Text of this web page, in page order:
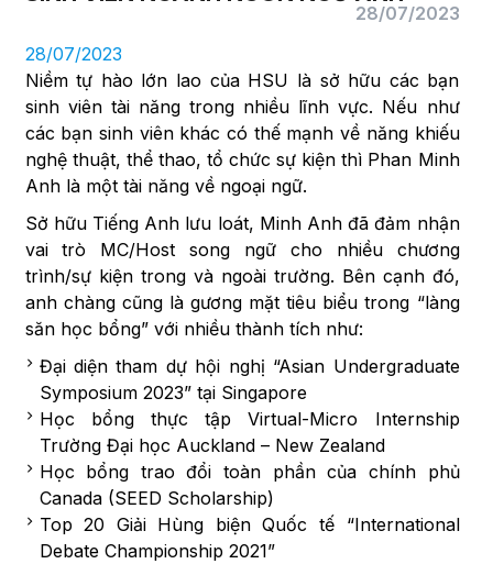
28/07/2023
28/07/2023
Niềm tự hào lớn lao của HSU là sở hữu các bạn
sinh viên tài năng trong nhiều lĩnh vực. Nếu như
các bạn sinh viên khác có thế mạnh về năng khiếu
nghệ thuật, thể thao, tổ chức sự kiện thì Phan Minh
Anh là một tài năng về ngoại ngữ.
Sở hữu Tiếng Anh lưu loát, Minh Anh đã đảm nhận
vai trò MC/Host song ngữ cho nhiều chương
trình/sự kiện trong và ngoài trường. Bên cạnh đó,
anh chàng cũng là gương mặt tiêu biểu trong “làng
săn học bổng” với nhiều thành tích như:
Đại diện tham dự hội nghị “Asian Undergraduate
Symposium 2023” tại Singapore
Học bổng thực tập Virtual-Micro Internship
Trường Đại học Auckland – New Zealand
Học bổng trao đổi toàn phần của chính phủ
Canada (SEED Scholarship)
Top 20 Giải Hùng biện Quốc tế “International
Debate Championship 2021”